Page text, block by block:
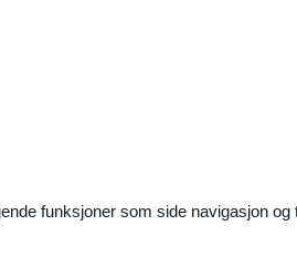
funksjoner som side navigasjon